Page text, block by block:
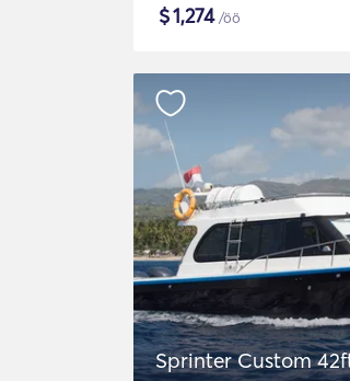
$1,274/öö
Sprinter Custom